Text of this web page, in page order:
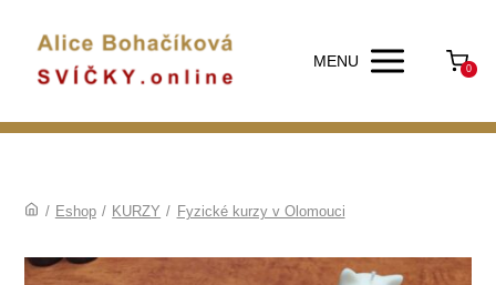
MENU 0
/ Eshop / KURZY / Fyzické kurzy v Olomouci